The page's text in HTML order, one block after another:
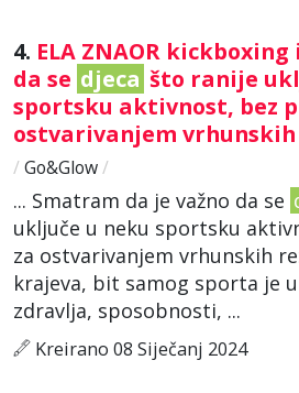
4. ELA ZNAOR
da se djeca što ranije
sportsku aktivnost, bez
ostvarivanjem
/ Go&Glow/
... Smatram da je važno da se
uključe u neku sportsku
za ostvarivanjem vrhunskih
krajeva, bit samog sporta je
zdravlja, sposobnosti, ...
Kreirano 08 Siječanj 2024